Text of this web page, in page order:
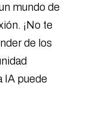
mundo de
¡No te
de los
IA puede